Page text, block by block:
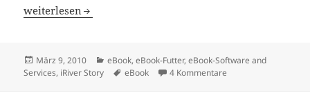
Löhnbücher auf dem iRiver Story – EPUB (DRM) kein
weiterlesen
Veröffentlicht
am
März 9, 2010 Kategorien
eBook,eBook-Futter,eBook-Software and
Services, iRiver Story Schlagwörter
eBook 4 Kommentare